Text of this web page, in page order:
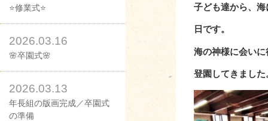
⭐修業式⭐
2026.03.16
🌸卒園式🌸
2026.03.13
年長組の版画完成／卒園式
の準備
子ども達から、
日です。
海の神様に会い
登園してきました